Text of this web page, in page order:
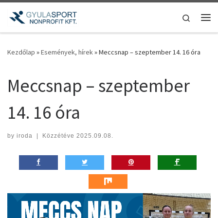
Teljes tartalom megjelenítése
Search
Kezdőlap »Események, hírek»Meccsnap – szeptember 14. 16 óra
Meccsnap – szeptember
14. 16 óra
by iroda | Közzétéve 2025.09.08.